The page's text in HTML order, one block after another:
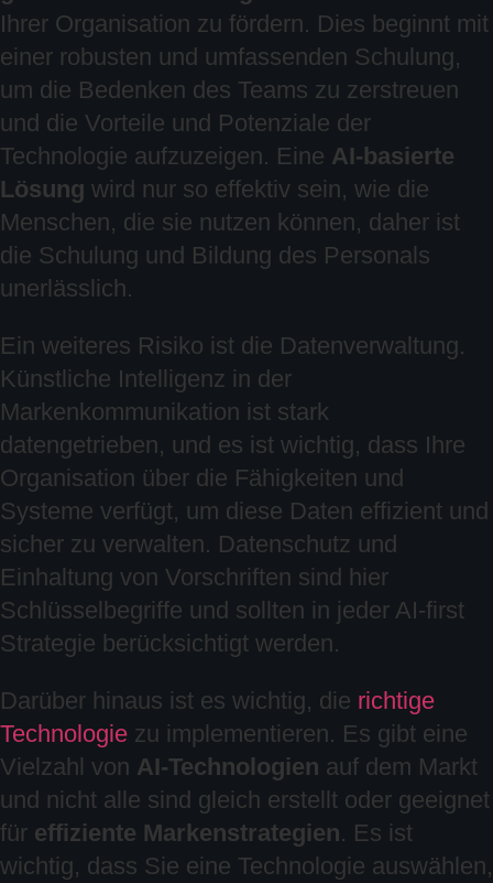
Ihrer Organisation zu fördern. Dies beginnt mit
einer robusten und umfassenden Schulung,
um die Bedenken des Teams zu zerstreuen
und die Vorteile und Potenziale der
Technologie aufzuzeigen. Eine AI-basierte
Lösung wird nur so effektiv sein, wie die
Menschen, die sie nutzen können, daher ist
die Schulung und Bildung des Personals
unerlässlich.
Ein weiteres Risiko ist die Datenverwaltung.
Künstliche Intelligenz in der
Markenkommunikation ist stark
datengetrieben, und es ist wichtig, dass Ihre
Organisation über die Fähigkeiten und
Systeme verfügt, um diese Daten effizient und
sicher zu verwalten. Datenschutz und
Einhaltung von Vorschriften sind hier
Schlüsselbegriffe und sollten in jeder AI-first
Strategie berücksichtigt werden.
Darüber hinaus ist es wichtig, die richtige
Technologie zu implementieren. Es gibt eine
Vielzahl von AI-Technologien auf dem Markt
und nicht alle sind gleich erstellt oder geeignet
für effiziente Markenstrategien. Es ist
wichtig, dass Sie eine Technologie auswählen,